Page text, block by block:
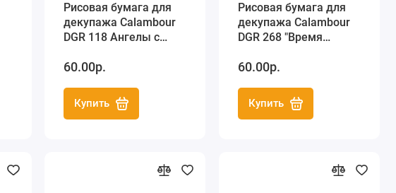
Рисовая бумага для
декупажа Calambour
DGR 118 Ангелы с
60.00р.
Купить
Рисовая бумага для
декупажа Calambour
DGR 268 "Время
60.00р.
Купить